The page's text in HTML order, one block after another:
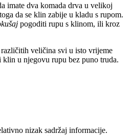
imate dva komada drva u velikoj
da se klin zabije u kladu s rupom.
pogoditi rupu s klinom, ili kroz
veličina svi u isto vrijeme
u njegovu rupu bez puno truda.
nizak sadržaj informacije.